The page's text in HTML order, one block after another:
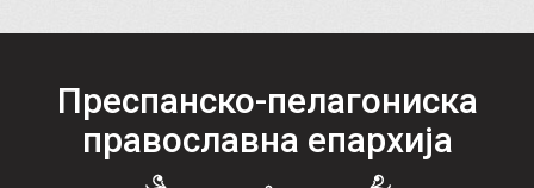
Преспанско-пелагониска
православна епархија